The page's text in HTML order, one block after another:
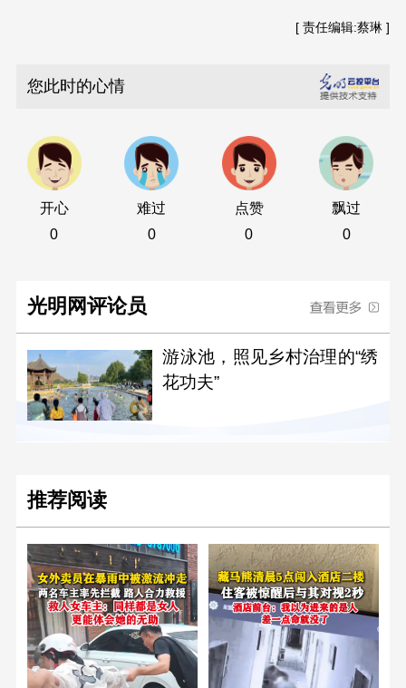
[ 责任编辑:蔡琳 ]
您此时的心情
开心
0
难过
0
点赞
0
飘过
0
光明网评论员
游泳池，照见乡村治理的“绣
花功夫”
推荐阅读